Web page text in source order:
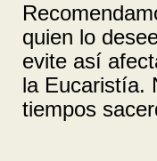
quien lo
evite así
la Eucaristía.
tiempos